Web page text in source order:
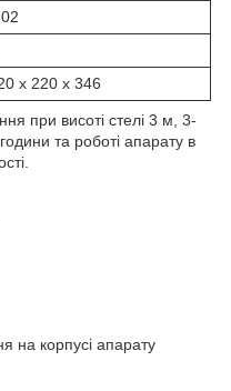
x 220 x 346
при висоті стелі 3 м, 3-
та роботі апарату в
на корпусі апарату